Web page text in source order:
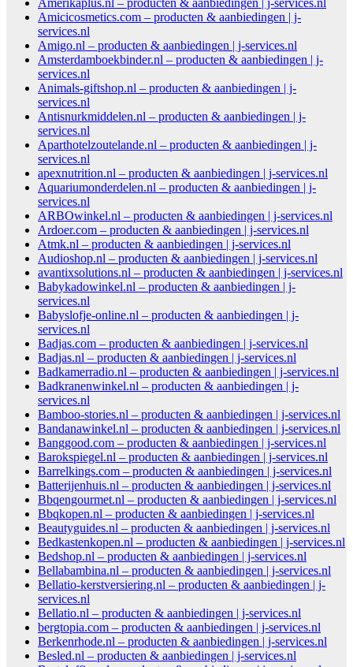
Amerikaplus.nl – producten & aanbiedingen | j-services.nl
Amicicosmetics.com – producten & aanbiedingen | j-
services.nl
Amigo.nl – producten & aanbiedingen | j-services.nl
Amsterdamboekbinder.nl – producten & aanbiedingen | j-
services.nl
Animals-giftshop.nl – producten & aanbiedingen | j-
services.nl
Antisnurkmiddelen.nl – producten & aanbiedingen | j-
services.nl
Aparthotelzoutelande.nl – producten & aanbiedingen | j-
services.nl
apexnutrition.nl – producten & aanbiedingen | j-services.nl
Aquariumonderdelen.nl – producten & aanbiedingen | j-
services.nl
ARBOwinkel.nl – producten & aanbiedingen | j-services.nl
Ardoer.com – producten & aanbiedingen | j-services.nl
Atmk.nl – producten & aanbiedingen | j-services.nl
Audioshop.nl – producten & aanbiedingen | j-services.nl
avantixsolutions.nl – producten & aanbiedingen | j-services.nl
Babykadowinkel.nl – producten & aanbiedingen | j-
services.nl
Babyslofje-online.nl – producten & aanbiedingen | j-
services.nl
Badjas.com – producten & aanbiedingen | j-services.nl
Badjas.nl – producten & aanbiedingen | j-services.nl
Badkamerradio.nl – producten & aanbiedingen | j-services.nl
Badkranenwinkel.nl – producten & aanbiedingen | j-
services.nl
Bamboo-stories.nl – producten & aanbiedingen | j-services.nl
Bandanawinkel.nl – producten & aanbiedingen | j-services.nl
Banggood.com – producten & aanbiedingen | j-services.nl
Barokspiegel.nl – producten & aanbiedingen | j-services.nl
Barrelkings.com – producten & aanbiedingen | j-services.nl
Batterijenhuis.nl – producten & aanbiedingen | j-services.nl
Bbqengourmet.nl – producten & aanbiedingen | j-services.nl
Bbqkopen.nl – producten & aanbiedingen | j-services.nl
Beautyguides.nl – producten & aanbiedingen | j-services.nl
Bedkastenkopen.nl – producten & aanbiedingen | j-services.nl
Bedshop.nl – producten & aanbiedingen | j-services.nl
Bellabambina.nl – producten & aanbiedingen | j-services.nl
Bellatio-kerstversiering.nl – producten & aanbiedingen | j-
services.nl
Bellatio.nl – producten & aanbiedingen | j-services.nl
bergtopia.com – producten & aanbiedingen | j-services.nl
Berkenrhode.nl – producten & aanbiedingen | j-services.nl
Besled.nl – producten & aanbiedingen | j-services.nl